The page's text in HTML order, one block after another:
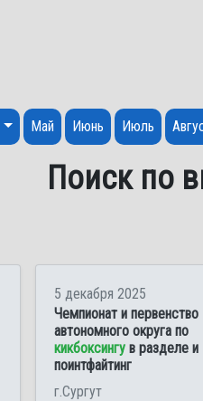
Май Июнь Июль
Поиск по
5 декабря 2025
Чемпионат и первенство
автономного округа по
кикбоксингу в разделе и
поинтфайтинг
г.Сургут